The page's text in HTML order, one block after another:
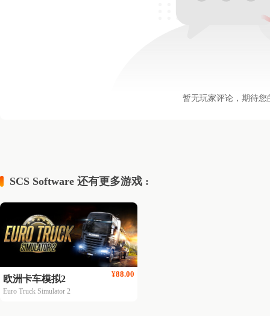
暂无玩家评论，期待您
SCS Software 还有更多游戏 :
欧洲卡车模拟2
Euro Truck Simulator 2
¥88.00